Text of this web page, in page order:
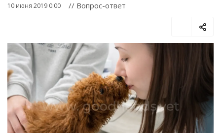
10 июня 2019 0:00 // Вопрос-ответ